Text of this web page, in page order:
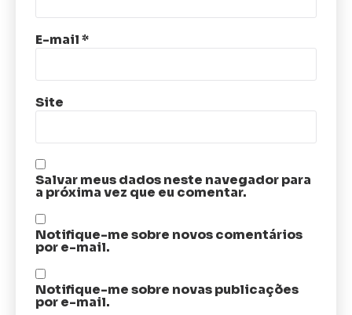
E-mail*
Site
Salvar meus dados neste navegador para
a próxima vez que eu comentar.
Notifique-me sobre novos comentários
por e-mail.
Notifique-me sobre novas publicações
por e-mail.